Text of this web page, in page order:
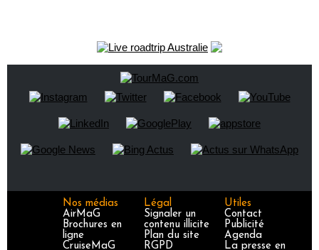
Nos médias
AirMaG
Brochures en
ligne
CruiseMaG
Légal
Signaler un
contenu illicite
Plan du site
RGPD
Utiles
Contact
Publicité
Agenda
La presse en